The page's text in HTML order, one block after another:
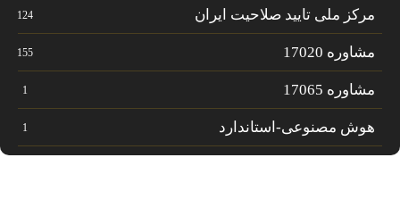
مرکز ملی تایید صلاحیت ایران 124
مشاوره 17020 155
مشاوره 17065 1
هوش مصنوعی-استاندارد 1